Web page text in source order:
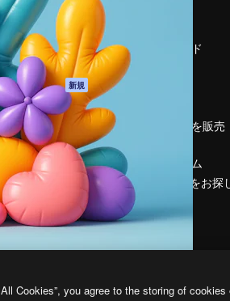
サポート
利用規約
プライバシーポリ
シー
オリジナル 新規
クッキーポリシー
トラストセンター
アフィリエイト
法人向け
検索トレンド
コンテンツを販売
プレスルーム
magnific.aiをお探
ですか？
Cookies”, you agree to the storing of